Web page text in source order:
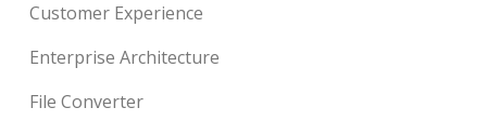
Customer Experience
Enterprise Architecture
File Converter